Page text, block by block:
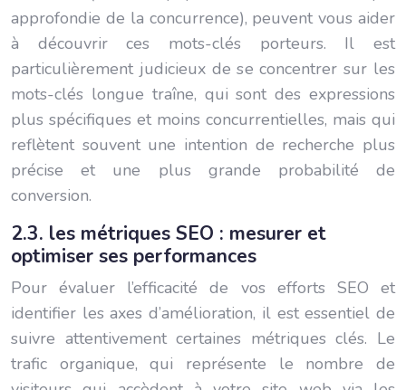
approfondie de la concurrence), peuvent vous aider
à découvrir ces mots-clés porteurs. Il est
particulièrement judicieux de se concentrer sur les
mots-clés longue traîne, qui sont des expressions
plus spécifiques et moins concurrentielles, mais qui
reflètent souvent une intention de recherche plus
précise et une plus grande probabilité de
conversion.
2.3. les métriques SEO : mesurer et
optimiser ses performances
Pour évaluer l’efficacité de vos efforts SEO et
identifier les axes d’amélioration, il est essentiel de
suivre attentivement certaines métriques clés. Le
trafic organique, qui représente le nombre de